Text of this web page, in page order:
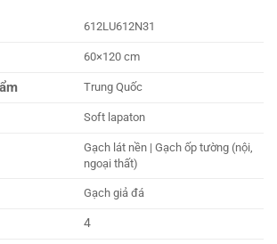
612LU612N31
60×120 cm
Trung Quốc
Soft lapaton
Gạch lát nền | Gạch ốp tường (nội,
ngoại thất)
Gạch giả đá
4